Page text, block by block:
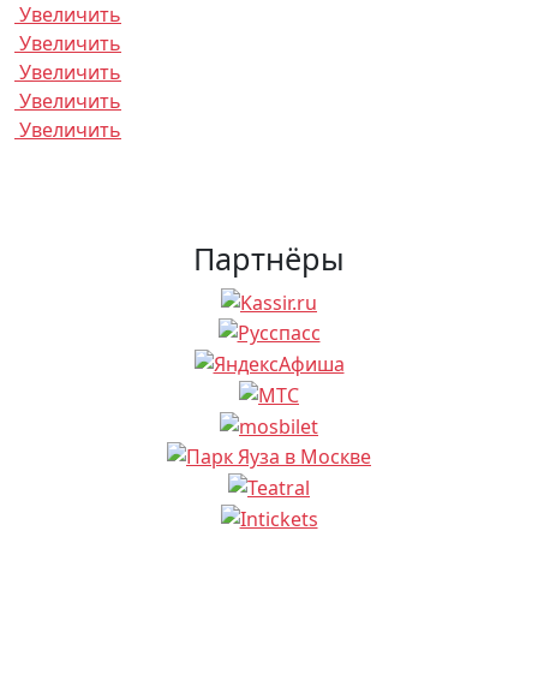
Увеличить
Увеличить
Увеличить
Увеличить
Увеличить
Партнёры